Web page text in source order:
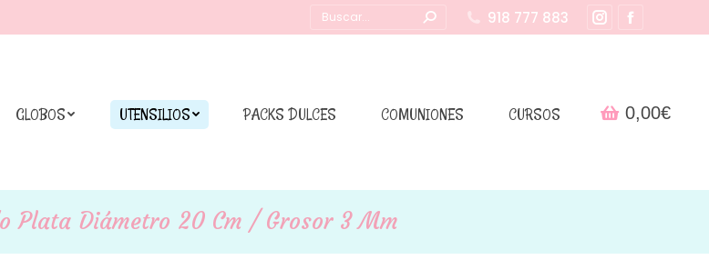
Buscar: 918 777 883
Instagram
in
Facebook
in
GLOBOS UTENSILIOS PACKS DULCES COMUNIONES CURSOS 0,00€
Plata Diámetro 20 Cm / Grosor 3 Mm